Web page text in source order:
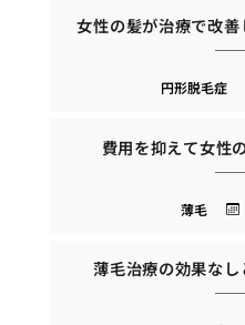
女性の髪が治療で改
円形脱毛症
費用を抑えて女性
薄毛
薄毛治療の効果な